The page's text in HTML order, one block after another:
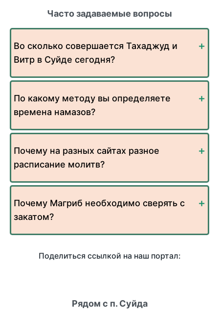
Часто задаваемые вопросы
Во сколько совершается Тахаджуд и
Витр в Суйде сегодня?
По какому методу вы определяете
времена намазов?
Почему на разных сайтах разное
расписание молитв?
Почему Магриб необходимо сверять с
закатом?
Поделиться ссылкой на наш портал:
Рядом с п. Суйда